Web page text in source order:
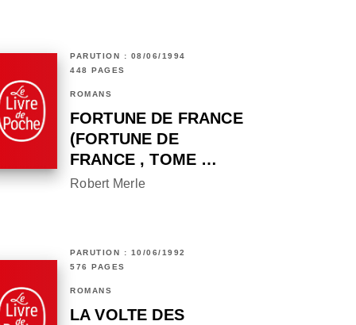
PARUTION : 08/06/1994
448 PAGES
ROMANS
FORTUNE DE FRANCE
(FORTUNE DE
FRANCE , TOME …
Robert Merle
PARUTION : 10/06/1992
576 PAGES
ROMANS
LA VOLTE DES